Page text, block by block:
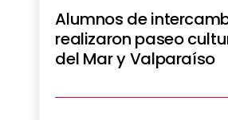
Alumnos de
realizaron paseo
del Mar y Valparaíso